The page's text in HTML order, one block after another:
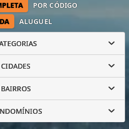
ALUGUEL
POR CÓDIGO
CIDADES
BAIRROS